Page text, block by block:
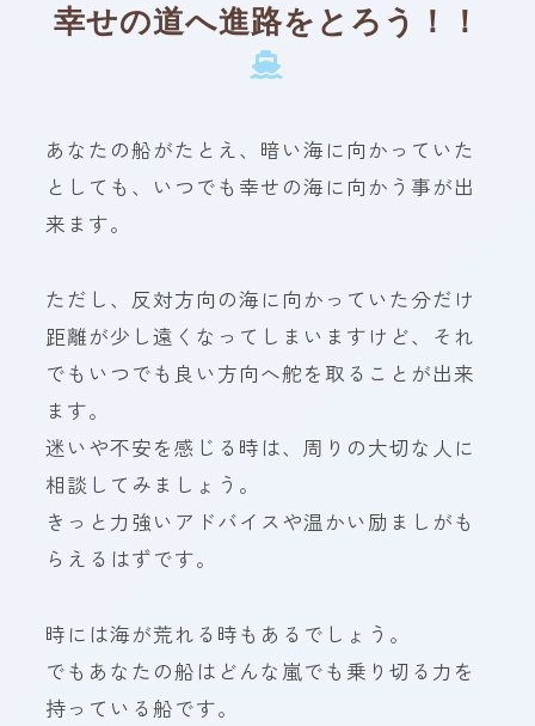
幸せの道へ進路をとろう！！
あなたの船がたとえ、暗い海に向かっていた
としても、いつでも幸せの海に向かう事が出
来ます。
ただし、反対方向の海に向かっていた分だけ
距離が少し遠くなってしまいますけど、それ
でもいつでも良い方向へ舵を取ることが出来
ます。
迷いや不安を感じる時は、周りの大切な人に
相談してみましょう。
きっと力強いアドバイスや温かい励ましがも
らえるはずです。
時には海が荒れる時もあるでしょう。
でもあなたの船はどんな嵐でも乗り切る力を
持っている船です。